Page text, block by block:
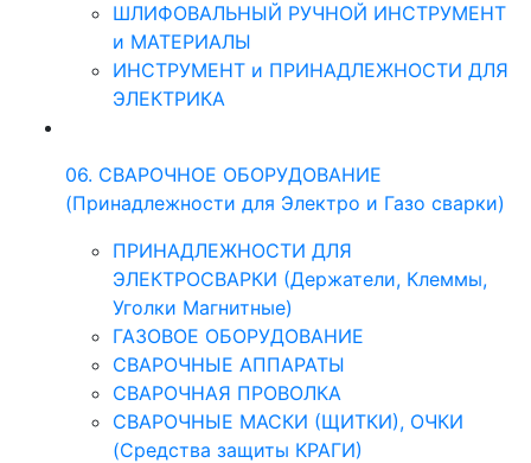
ШЛИФОВАЛЬНЫЙ РУЧНОЙ ИНСТРУМЕНТ
и МАТЕРИАЛЫ
ИНСТРУМЕНТ и ПРИНАДЛЕЖНОСТИ ДЛЯ
ЭЛЕКТРИКА
06. СВАРОЧНОЕ ОБОРУДОВАНИЕ
(Принадлежности для Электро и Газо сварки)
ПРИНАДЛЕЖНОСТИ ДЛЯ
ЭЛЕКТРОСВАРКИ (Держатели, Клеммы,
Уголки Магнитные)
ГАЗОВОЕ ОБОРУДОВАНИЕ
СВАРОЧНЫЕ АППАРАТЫ
СВАРОЧНАЯ ПРОВОЛКА
СВАРОЧНЫЕ МАСКИ (ЩИТКИ), ОЧКИ
(Средства защиты КРАГИ)